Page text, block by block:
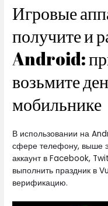
Игровые
получите и
Android:
возьмите
мобильнике
В использовании на
сфере телефону, выше
аккаунт в Facebook,
выполнить праздник в
верификацию.